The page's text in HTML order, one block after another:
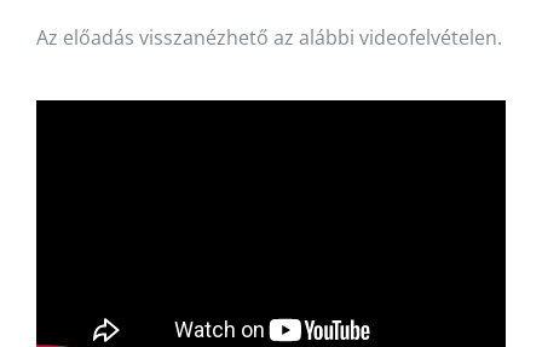
Az előadás visszanézhető az alábbi videofelvételen.